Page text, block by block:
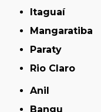
Itaguaí
Mangaratiba
Paraty
Rio Claro
Anil
Bangu